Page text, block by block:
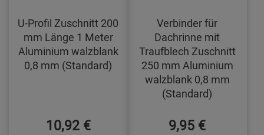
U-Profil Zuschnitt 200
mm Länge 1 Meter
Aluminium walzblank
0,8 mm (Standard)
10,92 €
Verbinder für
Dachrinne mit
Traufblech Zuschnitt
250 mm Aluminium
walzblank 0,8 mm
(Standard)
9,95 €